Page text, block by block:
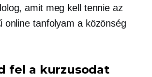
amit meg kell tennie az
online tanfolyam a közönség
fel a kurzusodat